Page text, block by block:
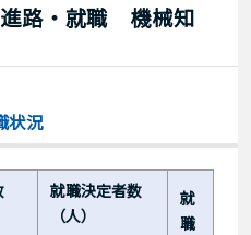
路・就職 機械知
状況
就職決定者数
（人）
就
職